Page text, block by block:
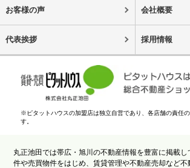
お客様の声 会社概要
代表挨拶 採用情報
※ピタットハウスの加盟店は独立自営であり、各店舗の責任
す。
丸正池田では帯広・旭川の不動産情報を豊富に掲載
件や売買物件をはじめ、賃貸管理や不動産売却など不